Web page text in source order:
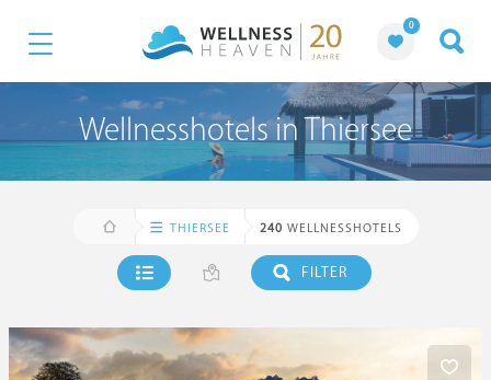
0
Wellnesshotels in Thiersee
THIERSEE 240 WELLNESSHOTELS
FILTER